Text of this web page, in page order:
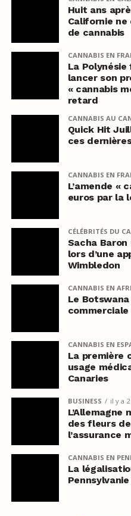
Huit ans
Californie ne
de cannabis
CANNABIS EN
La
lancer son
« cannabis
retard
CANNABIS AU
Quick Hit
ces
CANNABIS EN
L’amende «
euros par la
CÉLÉBRITÉS DU
Sacha
lors d’une
Wimbledon
CANNABIS EN
Le
CANNABIS EN
La première
usage
Canaries
BUSINESS il y a
des fleurs
l’assurance
CANNABIS EN
La